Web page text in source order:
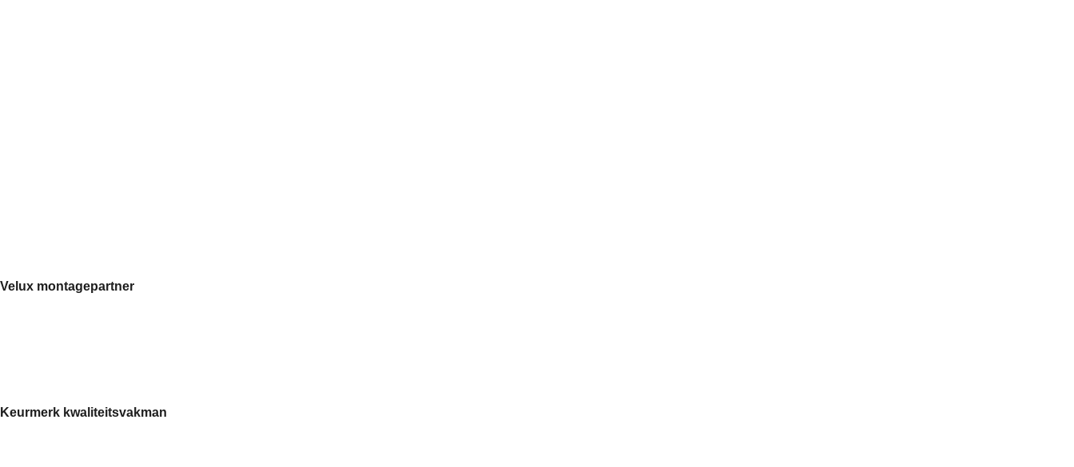
Velux montagepartner
Keurmerk kwaliteitsvakman